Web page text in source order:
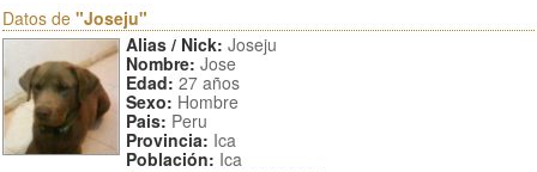
Datos de "Joseju"
Alias / Nick: Joseju
Nombre: Jose
Edad: 27 años
Sexo: Hombre
Pais: Peru
Provincia: Ica
Población: Ica